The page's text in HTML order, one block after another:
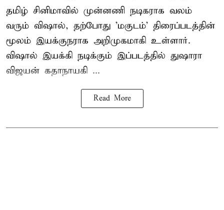
தமிழ் சினிமாவில் முன்னணி நடிகராக வலம்
வரும் விஷால், தற்போது 'மகுடம்' திரைப்படத்தின்
மூலம் இயக்குநராக அறிமுகமாகி உள்ளார்.
விஷால் இயக்கி நடிக்கும் இப்படத்தில் துஷாரா
விஜயன் கதாநாயகி ...
Read More